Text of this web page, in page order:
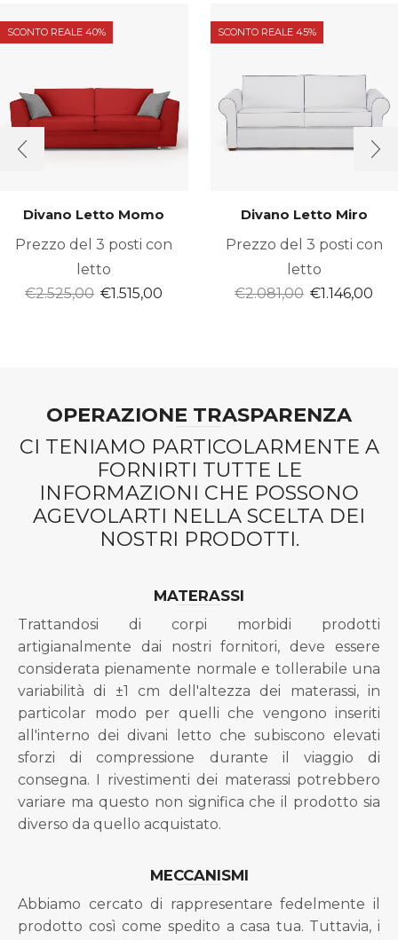
SCONTO REALE 40%
Divano Letto Momo
Prezzo del 3 posti con
letto
€2.525,00 Il
€1.515,00
SCONTO REALE 45%
Divano Letto Miro
Prezzo del 3 posti con
letto
€2.081,00 Il
€1.146,00
OPERAZIONE TRASPARENZA
CI TENIAMO PARTICOLARMENTE A
FORNIRTI TUTTE LE
INFORMAZIONI CHE POSSONO
AGEVOLARTI NELLA SCELTA DEI
NOSTRI PRODOTTI.
MATERASSI
Trattandosi di corpi morbidi prodotti
artigianalmente dai nostri fornitori, deve essere
considerata pienamente normale e tollerabile una
variabilità di ±1 cm dell'altezza dei materassi, in
particolar modo per quelli che vengono inseriti
all'interno dei divani letto che subiscono elevati
sforzi di compressione durante il viaggio di
consegna. I rivestimenti dei materassi potrebbero
variare ma questo non significa che il prodotto sia
diverso da quello acquistato.
MECCANISMI
Abbiamo cercato di rappresentare fedelmente il
prodotto così come spedito a casa tua. Tuttavia, i